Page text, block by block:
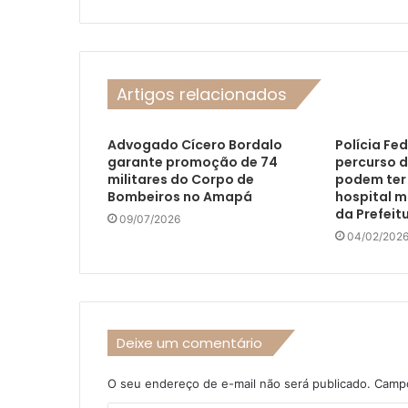
Artigos relacionados
Advogado Cícero Bordalo
garante promoção de 74
militares do Corpo de
Bombeiros no Amapá
09/07/2026
Polícia
percurso
podem
hospital
da
04/02/2026
Deixe um comentário
O seu endereço de e-mail não será publicado.